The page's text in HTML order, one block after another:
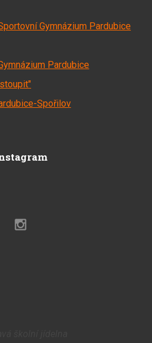
Gymnázium Pardubice
Pardubice
Spořilov